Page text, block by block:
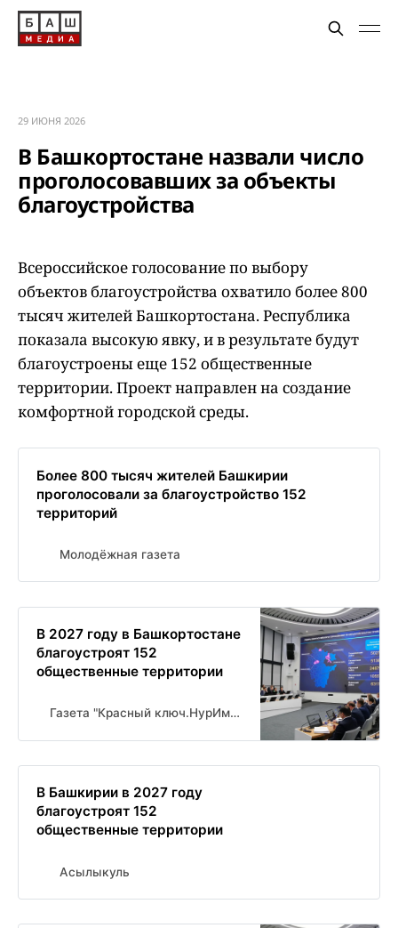
29 ИЮНЯ 2026
В Башкортостане назвали число
проголосовавших за объекты
благоустройства
Всероссийское голосование по выбору
объектов благоустройства охватило более 800
тысяч жителей Башкортостана. Республика
показала высокую явку, и в результате будут
благоустроены еще 152 общественные
территории. Проект направлен на создание
комфортной городской среды.
Более 800 тысяч жителей Башкирии
проголосовали за благоустройство 152
территорий
Молодёжная газета
В 2027 году в Башкортостане
благоустроят 152
общественные территории
Газета "Красный ключ.НурИман" Новости Нуримановского района
В Башкирии в 2027 году
благоустроят 152
общественные территории
Асылыкуль